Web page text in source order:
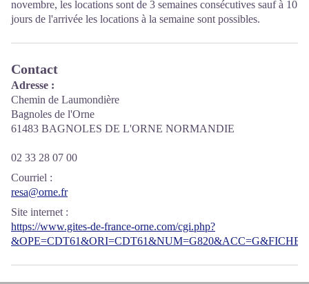
novembre, les locations sont de 3 semaines consécutives sauf à 10
jours de l'arrivée les locations à la semaine sont possibles.
Contact
Adresse :
Chemin de Laumondière
Bagnoles de l'Orne
61483 BAGNOLES DE L'ORNE NORMANDIE
02 33 28 07 00
Courriel :
resa@orne.fr
Site internet :
https://www.gites-de-france-orne.com/cgi.php?